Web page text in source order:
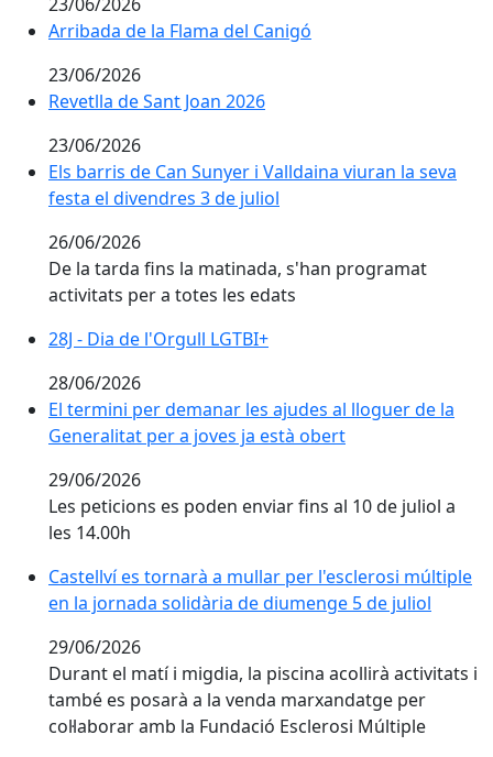
Arribada de la Flama del Canigó
23/06/2026
Revetlla de Sant Joan 2026
Revetlla de Sant Joan 2026
23/06/2026
Els barris de Can Sunyer i Valldaina viuran la seva
Els barris de Can Sunyer i Valldaina viuran la seva
festa el divendres 3 de juliol
26/06/2026
De la tarda fins la matinada, s'han programat
activitats per a totes les edats
28J - Dia de l'Orgull LGTBI+
28J - Dia de l'Orgull LGTBI+
28/06/2026
El termini per demanar les ajudes al lloguer de la
El termini per demanar les ajudes al lloguer de la
Generalitat per a joves ja està obert
29/06/2026
Les peticions es poden enviar fins al 10 de juliol a
les 14.00h
Castellví es tornarà a mullar per l'esclerosi múltiple
Castellví es tornarà a mullar per l'esclerosi múltiple
en la jornada solidària de diumenge 5 de juliol
29/06/2026
Durant el matí i migdia, la piscina acollirà activitats i
també es posarà a la venda marxandatge per
col·laborar amb la Fundació Esclerosi Múltiple